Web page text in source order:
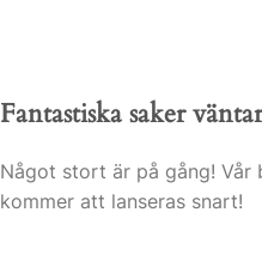
Fantastiska saker väntar
Något stort är på gång! Vår
kommer att lanseras snart!